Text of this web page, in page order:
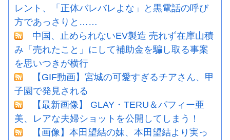
レント、「正体バレバレよな」と黒電話の呼び
方であっさりと……
中国、止められないEV製造 売れず在庫山積
み「売れたこと」にして補助金を騙し取る事案
を思いつきが横行
【GIF動画】宮城の可愛すぎるチアさん、甲
子園で発見される
【最新画像】 GLAY・TERU＆パフィー亜
美、レアな夫婦ショットを公開してしまう！
【画像】本田望結の妹、本田望結より実っ